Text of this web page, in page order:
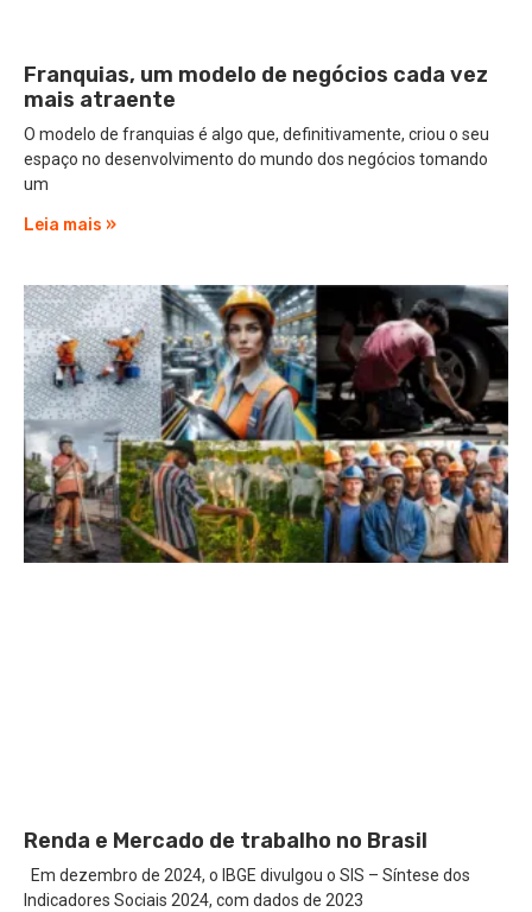
Franquias, um modelo de negócios cada vez
mais atraente
O modelo de franquias é algo que, definitivamente, criou o seu
espaço no desenvolvimento do mundo dos negócios tomando
um
Leia mais »
Renda e Mercado de trabalho no Brasil
Em dezembro de 2024, o IBGE divulgou o SIS – Síntese dos
Indicadores Sociais 2024, com dados de 2023